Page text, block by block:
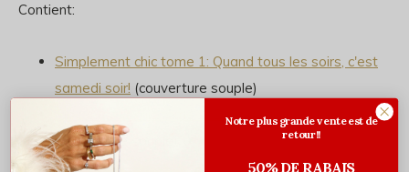
Contient:
Simplement chic tome 1: Quand tous les soirs, c'est
samedi soir! (couverture souple)
Simplement chic tome 2: De ma cuisine à la vôtre
(couverture souple)
Notre plus grande vente est de
retour!!
50% DE RABAIS